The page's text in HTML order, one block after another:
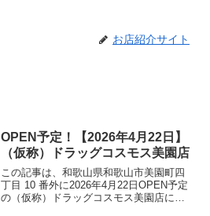
お店紹介サイト
OPEN予定！【2026年4月22日】
（仮称）ドラッグコスモス美園店
この記事は、和歌山県和歌山市美園町四
丁目 10 番外に2026年4月22日OPEN予定
の（仮称）ドラッグコスモス美園店につ